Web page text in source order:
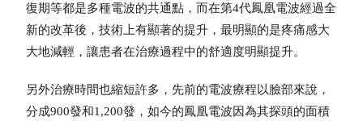
復期等都是多種電波的共通點，而在第4代鳳凰電波經過全
新的改革後，技術上有顯著的提升，最明顯的是疼痛感大
大地減輕，讓患者在治療過程中的舒適度明顯提升。
另外治療時間也縮短許多，先前的電波療程以臉部來說，
分成900發和1,200發，如今的鳳凰電波因為其探頭的面積